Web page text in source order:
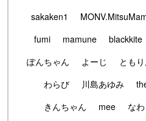
sakaken1
fumi
mamune blackkite
ぽんちゃん
よーじ とも
わらび
川島あゆみ
きんちゃん
mee な